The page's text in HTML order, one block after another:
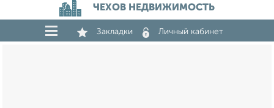
ЧЕХОВ НЕДВИЖИМОСТЬ
Закладки Личный кабинет